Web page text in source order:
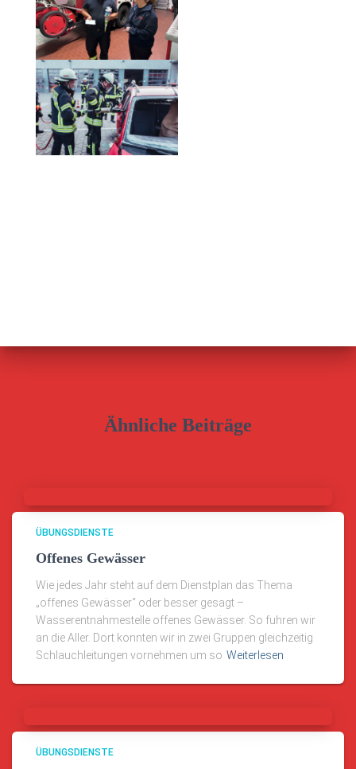
Ähnliche Beiträge
ÜBUNGSDIENSTE
Offenes Gewässer
Wie jedes Jahr steht auf dem Dienstplan das Thema
„offenes Gewässer“ oder besser gesagt –
Wasserentnahmestelle offenes Gewässer. So fuhren wir
an die Aller. Dort konnten wir in zwei Gruppen gleichzeitig
Schlauchleitungen vornehmen um so Weiterlesen
ÜBUNGSDIENSTE